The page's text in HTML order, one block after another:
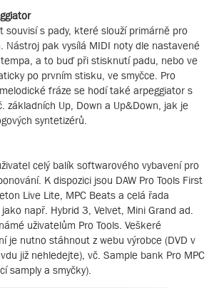
souvisí s pady, které slouží primárně pro
Nástroj pak vysílá MIDI noty dle nastavené
a to buď při stisknutí padu, nebo ve
po prvním stisku, ve smyčce. Pro
fráze se hodí také arpeggiator s
základních Up, Down a Up&Down, jak je
syntetizérů.
celý balík softwarového vybavení pro
K dispozici jsou DAW Pro Tools First
Live Lite, MPC Beats a celá řada
např. Hybrid 3, Velvet, Mini Grand ad.
uživatelům Pro Tools. Veškeré
je nutno stáhnout z webu výrobce (DVD v
již nehledejte), vč. Sample bank Pro MPC
samply a smyčky).